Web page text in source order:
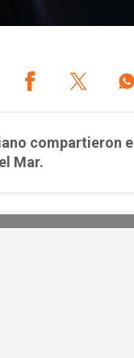
compartieron el
Mar.